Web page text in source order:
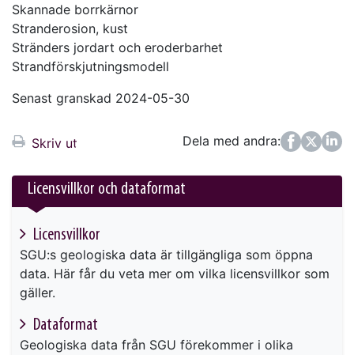
Skannade borrkärnor
Stranderosion, kust
Stränders jordart och eroderbarhet
Strandförskjutningsmodell
Senast granskad 2024-05-30
Skriv ut Dela med andra:
FacebookTwitter
LinkedIn
Licensvillkor och dataformat
Licensvillkor
SGU:s geologiska data är tillgängliga som öppna
data. Här får du veta mer om vilka licensvillkor som
gäller.
Dataformat
Geologiska data från SGU förekommer i olika